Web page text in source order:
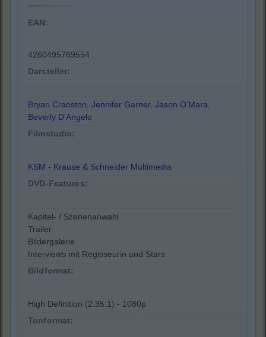
EAN:
4260495769554
Darsteller:
Bryan Cranston, Jennifer Garner, Jason O'Mara,
Beverly D'Angelo
Filmstudio:
KSM - Krause & Schneider Multimedia
DVD-Features:
Kapitel- / Szenenanwahl
Trailer
Bildergalerie
Interviews mit Regisseurin und Stars
Bildformat:
High Definition (2.35:1) - 1080p
Tonformat: